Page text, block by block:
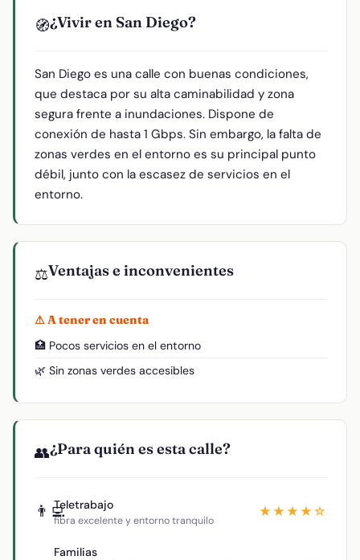
🧭¿Vivir en San Diego?
San Diego es una calle con buenas condiciones,
que destaca por su alta caminabilidad y zona
segura frente a inundaciones. Dispone de
conexión de hasta 1 Gbps. Sin embargo, la falta de
zonas verdes en el entorno es su principal punto
débil, junto con la escasez de servicios en el
entorno.
⚖️Ventajas e inconvenientes
⚠ A tener en cuenta
🏥 Pocos servicios en el entorno
🌿 Sin zonas verdes accesibles
👥¿Para quién es esta calle?
👨‍💻Teletrabajo
fibra excelente y entorno tranquilo
★★★★☆
Familias